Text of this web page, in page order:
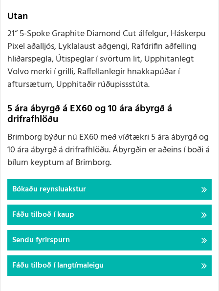
Utan
21“ 5-Spoke Graphite Diamond Cut álfelgur, Háskerpu
Pixel aðalljós, Lyklalaust aðgengi, Rafdrifin aðfelling
hliðarspegla, Útispeglar í svörtum lit, Upphitanlegt
Volvo merki í grilli, Raffellanlegir hnakkapúðar í
aftursætum, Upphitaðir rúðupissstúta.
5 ára ábyrgð á EX60 og 10 ára ábyrgð á
drifrafhlöðu
Brimborg býður nú EX60 með víðtækri 5 ára ábyrgð og
10 ára ábyrgð á drifrafhlöðu. Ábyrgðin er aðeins í boði á
bílum keyptum af Brimborg.
Bókaðu reynsluakstur
Fáðu tilboð í kaup
Sendu fyrirspurn
Fáðu tilboð í langtímaleigu